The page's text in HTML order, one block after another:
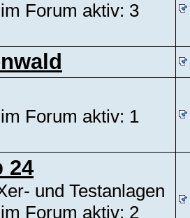
Forum aktiv: 3
Forum aktiv: 1
24
und Testanlagen
Forum aktiv: 2